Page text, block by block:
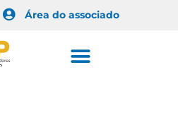
Área do associado